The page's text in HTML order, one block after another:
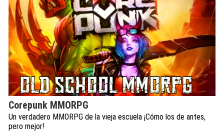
Corepunk MMORPG
Un verdadero MMORPG de la vieja escuela ¡Cómo los de antes,
pero mejor!